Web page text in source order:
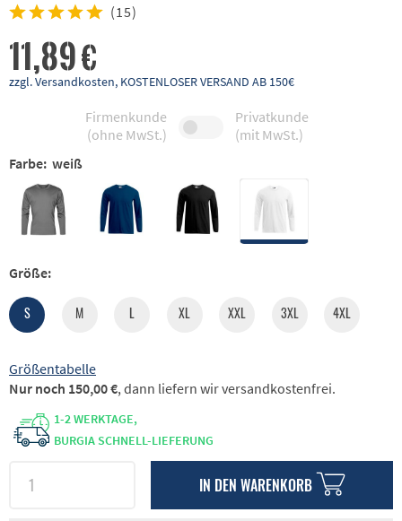
(15)
11,89 €
zzgl. Versandkosten, KOSTENLOSER VERSAND AB 150€
Firmenkunde
(ohne MwSt.)
Privatkunde
(mit MwSt.)
Farbe: weiß
Größe:
S M L XL XXL 3XL 4XL
Größentabelle
1-2 WERKTAGE,
BURGIA SCHNELL-LIEFERUNG
IN DEN WARENKORB
Nur noch 150,00 €, dann liefern wir versandkostenfrei.